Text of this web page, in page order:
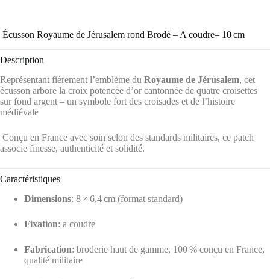
️ Écusson Royaume de Jérusalem rond Brodé – A coudre– 10 cm
Description
Représentant fièrement l’emblème du Royaume de Jérusalem, cet
écusson arbore la croix potencée d’or cantonnée de quatre croisettes
sur fond argent – un symbole fort des croisades et de l’histoire
médiévale
Conçu en France avec soin selon des standards militaires, ce patch
associe finesse, authenticité et solidité.
Caractéristiques
Dimensions: 8 × 6,4 cm (format standard)
Fixation: a coudre
Fabrication: broderie haut de gamme, 100 % conçu en France,
qualité militaire